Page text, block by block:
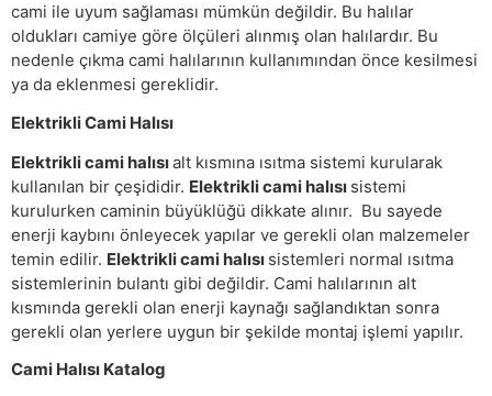
cami ile uyum sağlaması mümkün değildir. Bu halılar
oldukları camiye göre ölçüleri alınmış olan halılardır. Bu
nedenle çıkma cami halılarının kullanımından önce kesilmesi
ya da eklenmesi gereklidir.
Elektrikli Cami Halısı
Elektrikli cami halısıalt kısmına ısıtma sistemi kurularak
kullanılan bir çeşididir. Elektrikli cami halısı sistemi
kurulurken caminin büyüklüğü dikkate alınır. Bu sayede
enerji kaybını önleyecek yapılar ve gerekli olan malzemeler
temin edilir. Elektrikli cami halısı sistemleri normal ısıtma
sistemlerinin bulantı gibi değildir. Cami halılarının alt
kısmında gerekli olan enerji kaynağı sağlandıktan sonra
gerekli olan yerlere uygun bir şekilde montaj işlemi yapılır.
Cami Halısı Katalog